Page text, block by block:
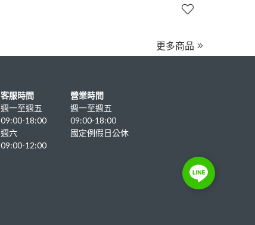
客服時間
週一至週五
09:00-18:00
週六
09:00-12:00
營業時間
週一至週五
09:00-18:00
國定例假日公休